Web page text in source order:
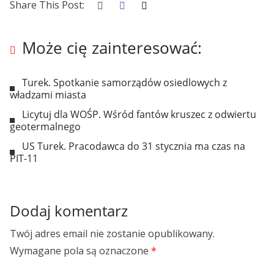
Share This Post:
Może cię zainteresować:
Turek. Spotkanie samorządów osiedlowych z
władzami miasta
Licytuj dla WOŚP. Wśród fantów kruszec z odwiertu
geotermalnego
US Turek. Pracodawca do 31 stycznia ma czas na
PIT-11
Dodaj komentarz
Twój adres email nie zostanie opublikowany.
Wymagane pola są oznaczone *